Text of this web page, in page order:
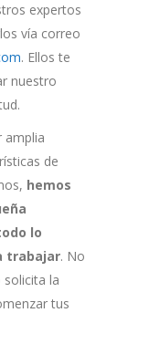
expertos
vía correo
. Ellos te
nuestro
amplia
de
hemos
lo
trabajar. No
la
tus